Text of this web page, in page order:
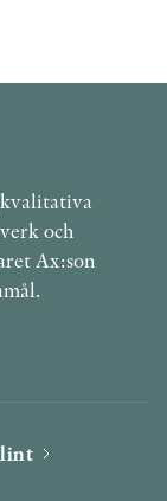
och
Ax:son